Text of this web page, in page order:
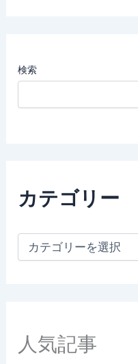
検索
カテゴリー
人気記事